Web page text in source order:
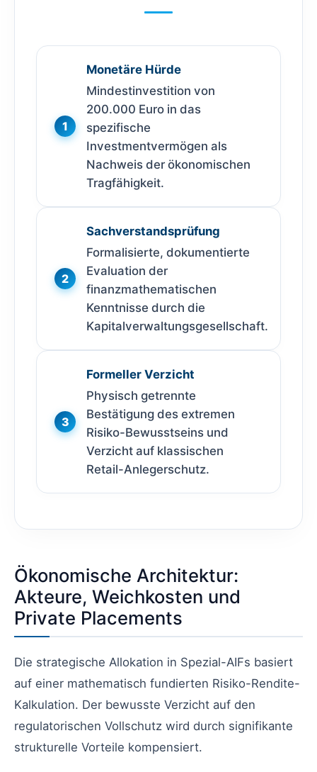
1
Monetäre Hürde
Mindestinvestition von
200.000 Euro in das
spezifische
Investmentvermögen als
Nachweis der ökonomischen
Tragfähigkeit.
2
Sachverstandsprüfung
Formalisierte, dokumentierte
Evaluation der
finanzmathematischen
Kenntnisse durch die
Kapitalverwaltungsgesellschaft.
3
Formeller Verzicht
Physisch getrennte
Bestätigung des extremen
Risiko-Bewusstseins und
Verzicht auf klassischen
Retail-Anlegerschutz.
Ökonomische Architektur:
Akteure, Weichkosten und
Private Placements
Die strategische Allokation in Spezial-AIFs basiert
auf einer mathematisch fundierten Risiko-Rendite-
Kalkulation. Der bewusste Verzicht auf den
regulatorischen Vollschutz wird durch signifikante
strukturelle Vorteile kompensiert.